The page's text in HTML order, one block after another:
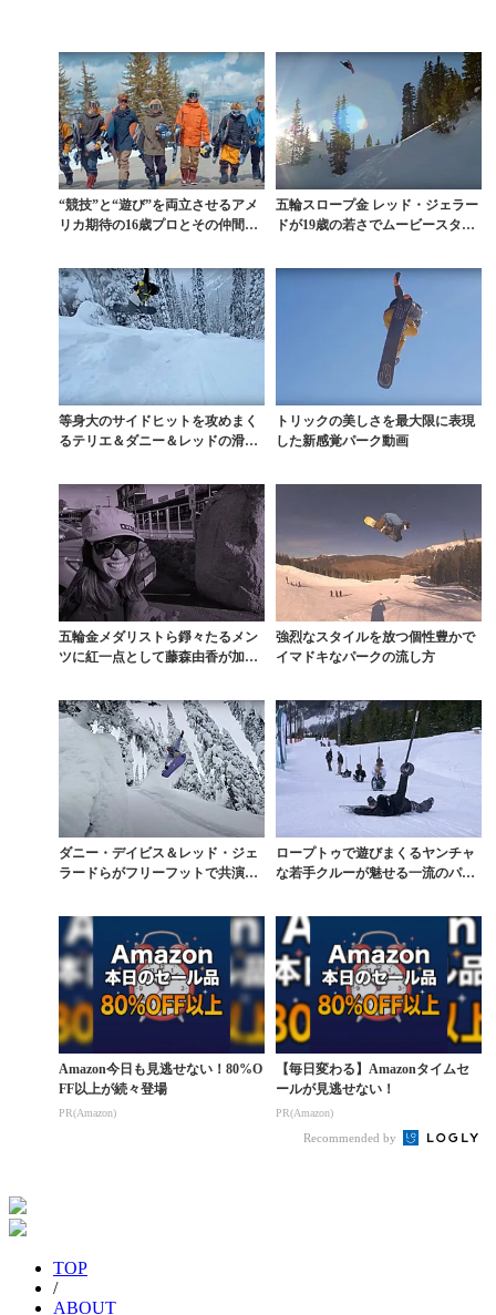
“競技”と“遊び”を両立させるアメ
リカ期待の16歳プロとその仲間た
五輪スロープ金 レッド・ジェラー
ドが19歳の若さでムービースター
等身大のサイドヒットを攻めまく
るテリエ＆ダニー＆レッドの滑り
トリックの美しさを最大限に表現
した新感覚パーク動画
五輪金メダリストら錚々たるメン
ツに紅一点として藤森由香が加わ
強烈なスタイルを放つ個性豊かで
イマドキなパークの流し方
ダニー・デイビス＆レッド・ジェ
ラードらがフリーフットで共演
ロープトゥで遊びまくるヤンチャ
な若手クルーが魅せる一流のパー
Amazon今日も見逃せない！80%O
FF以上が続々登場
PR(Amazon)
【毎日変わる】Amazonタイムセ
ールが見逃せない！
PR(Amazon)
Recommended by
TOP
/
ABOUT